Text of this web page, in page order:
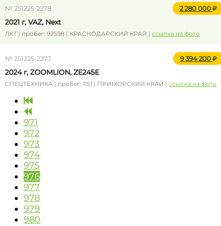
№ 251225-2278 2 280 000
2021 г, VAZ, Next
ЛКТ | пробег: 92598 | КРАСНОДАРСКИЙ КРАЙ | ссылка на фото
№ 251225-2277 9 394 200
2024 г, ZOOMLION, ZE245E
СПЕЦТЕХНИКА | пробег: 1151 | ПРИМОРСКИЙ КРАЙ | ссылка на фото
971
972
973
974
975
976
977
978
979
980